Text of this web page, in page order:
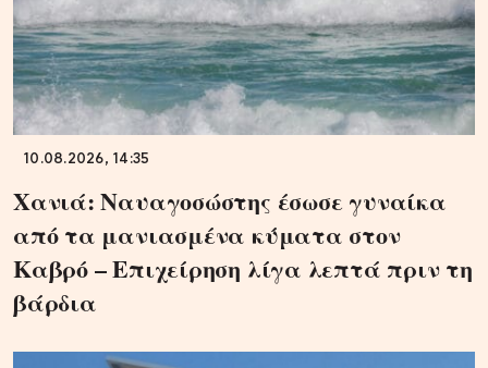
10.08.2026, 14:35
Χανιά: Ναυαγοσώστης έσωσε γυναίκα
από τα μανιασμένα κύματα στον
Καβρό – Επιχείρηση λίγα λεπτά πριν τη
βάρδια